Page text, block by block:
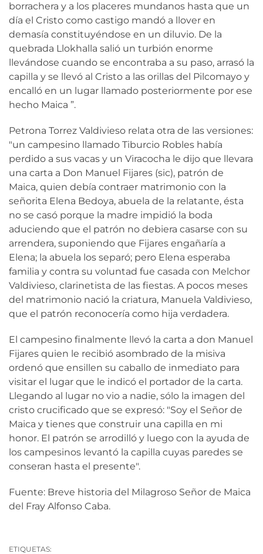
borrachera y a los placeres mundanos hasta que un
día el Cristo como castigo mandó a llover en
demasía constituyéndose en un diluvio. De la
quebrada Llokhalla salió un turbión enorme
llevándose cuando se encontraba a su paso, arrasó la
capilla y se llevó al Cristo a las orillas del Pilcomayo y
encalló en un lugar llamado posteriormente por ese
hecho Maica ”.
Petrona Torrez Valdivieso relata otra de las versiones:
"un campesino llamado Tiburcio Robles había
perdido a sus vacas y un Viracocha le dijo que llevara
una carta a Don Manuel Fijares (sic), patrón de
Maica, quien debía contraer matrimonio con la
señorita Elena Bedoya, abuela de la relatante, ésta
no se casó porque la madre impidió la boda
aduciendo que el patrón no debiera casarse con su
arrendera, suponiendo que Fijares engañaría a
Elena; la abuela los separó; pero Elena esperaba
familia y contra su voluntad fue casada con Melchor
Valdivieso, clarinetista de las fiestas. A pocos meses
del matrimonio nació la criatura, Manuela Valdivieso,
que el patrón reconocería como hija verdadera.
El campesino finalmente llevó la carta a don Manuel
Fijares quien le recibió asombrado de la misiva
ordenó que ensillen su caballo de inmediato para
visitar el lugar que le indicó el portador de la carta.
Llegando al lugar no vio a nadie, sólo la imagen del
cristo crucificado que se expresó: "Soy el Señor de
Maica y tienes que construir una capilla en mi
honor. El patrón se arrodilló y luego con la ayuda de
los campesinos levantó la capilla cuyas paredes se
conseran hasta el presente".
Fuente: Breve historia del Milagroso Señor de Maica
del Fray Alfonso Caba.
ETIQUETAS: